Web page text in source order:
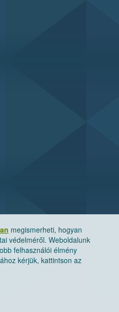
megismerheti, hogyan
védelméről. Weboldalunk
felhasználói élmény
kérjük, kattintson az